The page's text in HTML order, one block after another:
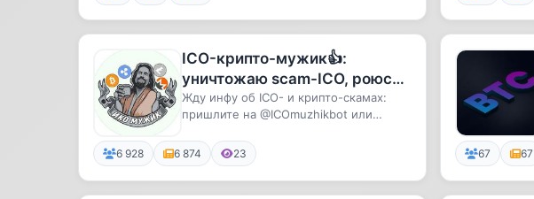
ICO-крипто-мужик👍:
уничтожаю scam-ICO, роюсь
в блокчейне и смотрю на
крипточку как 🐭мышЬ на
крупу
Жду инфу об ICO- и крипто-скамах:
пришлите на @ICOmuzhikbot или
6 928 6 874 23 67 67